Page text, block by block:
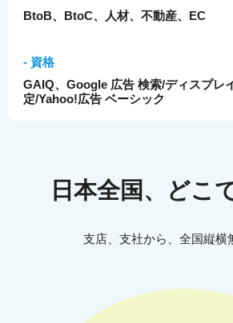
BtoB、BtoC、人材、不動産、EC
- 資格
GAIQ、Google 広告 検索/ディスプレ
定/Yahoo!広告 ベーシック
日本全国、どこ
支店、支社から、全国縦横